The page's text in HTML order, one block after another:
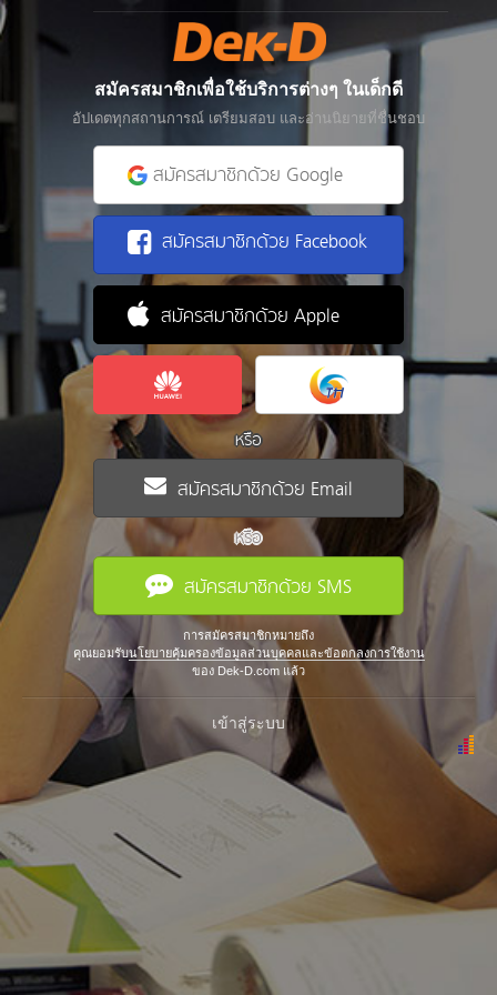
สมัครสมาชิกเพื่อใช้บริการต่างๆ ในเด็กดี
อัปเดตทุกสถานการณ์ เตรียมสอบ และอ่านนิยายที่ชื่นชอบ
สมัครสมาชิกด้วย Google
สมัครสมาชิกด้วย Facebook
สมัครสมาชิกด้วย Apple
หรือ
สมัครสมาชิกด้วย Email
หรือ
สมัครสมาชิกด้วย SMS
การสมัครสมาชิกหมายถึง
คุณยอมรับนโยบายคุ้มครองข้อมูลส่วนบุคคลและข้อตกลงการใช้งาน
ของ Dek-D.com แล้ว
เข้าสู่ระบบ